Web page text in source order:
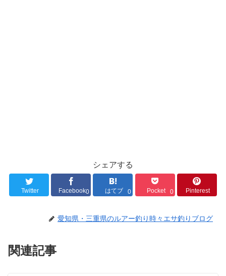
シェアする
Twitter Facebook0 はてブ 0 Pocket 0 Pinterest
愛知県・三重県のルアー釣り時々エサ釣りブログ
関連記事